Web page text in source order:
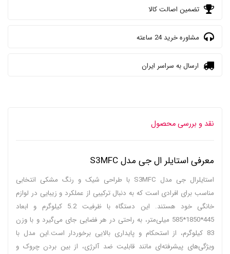
تضمین اصالت کالا
مشاوره خرید 24 ساعته
ارسال به سراسر ایران
نقد و بررسی محصول
معرفی استایلر ال جی مدل S3MFC
استایلرال جی مدل S3MFC با طراحی شیک و رنگ مشکی انتخابی
مناسب برای افرادی است که به دنبال ترکیبی از عملکرد و زیبایی در لوازم
خانگی خود هستند. این دستگاه با ظرفیت 5.2 کیلوگرم و ابعاد
445*1850*585 میلی‌متر، به راحتی در هر فضایی جای می‌گیرد و با وزن
83 کیلوگرم، از استحکام و پایداری بالایی برخوردار است.این مدل با
ویژگی‌های پیشرفته‌ای مانند قابلیت ضد آلرژی، از بین بردن چروک و